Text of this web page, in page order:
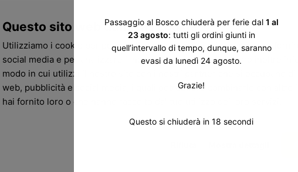
Questo sito web utilizza i cookie
Utilizziamo i cookie per personalizzare contenuti ed annunci, per
social media e per analizzare il nostro traffico. Condividiamo inoltre
modo in cui utilizzi il nostro sito con i nostri partner che si occupano di
web, pubblicità e social media, i quali potrebbero combinarle con altre
hai fornito loro o che hanno raccolto dal tuo utilizzo dei loro servizi.
anche
Passaggio al Bosco chiuderà per ferie dal 1 al
23 agosto: tutti gli ordini giunti in
quell’intervallo di tempo, dunque, saranno
evasi da lunedì 24 agosto.
Grazie!
Questo si chiuderà in17 secondi